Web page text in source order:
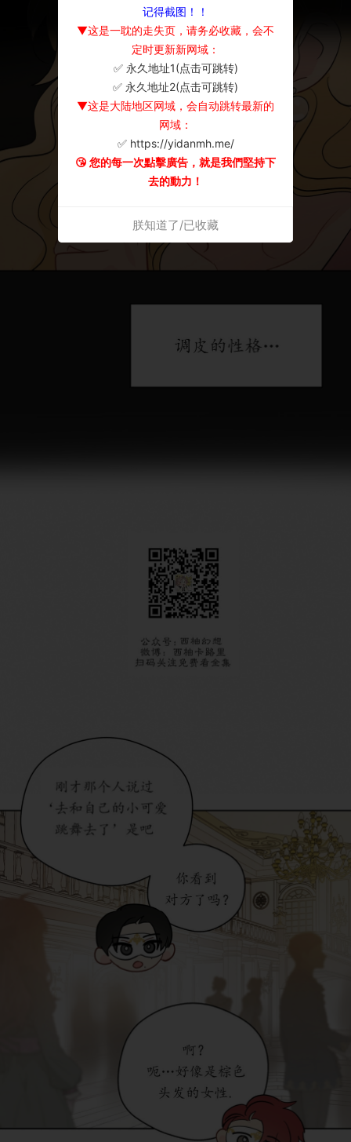
记得截图！！
▼这是一耽的走失页，请务必收藏，会不
定时更新新网域：
✅ 永久地址1(点击可跳转)
✅ 永久地址2(点击可跳转)
▼这是大陆地区网域，会自动跳转最新的
网域：
✅ https://yidanmh.me/
😘 您的每一次點擊廣告，就是我們堅持下
去的動力！
朕知道了/已收藏